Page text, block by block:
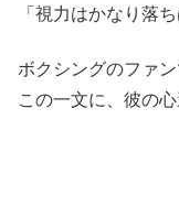
「視力はかなり落
ボクシングのファ
この一文に、彼の心